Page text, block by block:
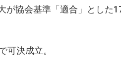
協会基準「適合」とした
決成立。